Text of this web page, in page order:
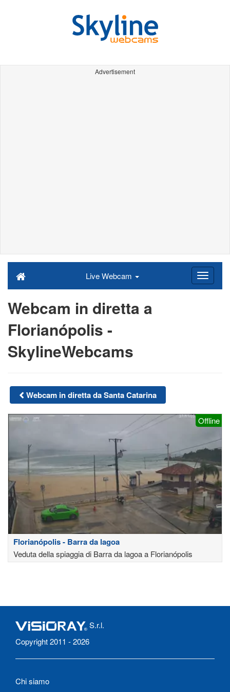
Advertisement
Live Webcam
Webcam in diretta a
Florianópolis -
SkylineWebcams
Webcam in diretta da Santa Catarina
Offline
Florianópolis - Barra da lagoa
Veduta della spiaggia di Barra da lagoa a Florianópolis
S.r.l.
Copyright 2011 - 2026
Chi siamo